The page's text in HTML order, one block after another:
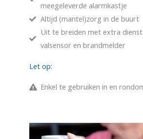
meegeleverde alarmkastje
Altijd (mantel)zorg in de buurt
Uit te breiden met extra
valsensor en brandmelder
Let op:
Enkel te gebruiken in en